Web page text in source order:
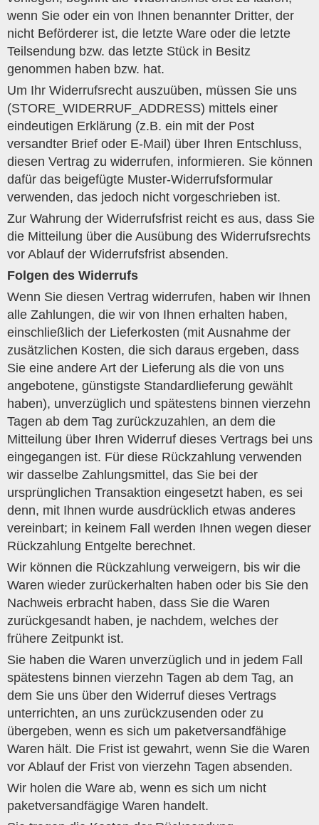
wenn Sie oder ein von Ihnen benannter Dritter, der
nicht Beförderer ist, die letzte Ware oder die letzte
Teilsendung bzw. das letzte Stück in Besitz
genommen haben bzw. hat.
Um Ihr Widerrufsrecht auszuüben, müssen Sie uns
(STORE_WIDERRUF_ADDRESS) mittels einer
eindeutigen Erklärung (z.B. ein mit der Post
versandter Brief oder E-Mail) über Ihren Entschluss,
diesen Vertrag zu widerrufen, informieren. Sie können
dafür das beigefügte Muster-Widerrufsformular
verwenden, das jedoch nicht vorgeschrieben ist.
Zur Wahrung der Widerrufsfrist reicht es aus, dass Sie
die Mitteilung über die Ausübung des Widerrufsrechts
vor Ablauf der Widerrufsfrist absenden.
Folgen des Widerrufs
Wenn Sie diesen Vertrag widerrufen, haben wir Ihnen
alle Zahlungen, die wir von Ihnen erhalten haben,
einschließlich der Lieferkosten (mit Ausnahme der
zusätzlichen Kosten, die sich daraus ergeben, dass
Sie eine andere Art der Lieferung als die von uns
angebotene, günstigste Standardlieferung gewählt
haben), unverzüglich und spätestens binnen vierzehn
Tagen ab dem Tag zurückzuzahlen, an dem die
Mitteilung über Ihren Widerruf dieses Vertrags bei uns
eingegangen ist. Für diese Rückzahlung verwenden
wir dasselbe Zahlungsmittel, das Sie bei der
ursprünglichen Transaktion eingesetzt haben, es sei
denn, mit Ihnen wurde ausdrücklich etwas anderes
vereinbart; in keinem Fall werden Ihnen wegen dieser
Rückzahlung Entgelte berechnet.
Wir können die Rückzahlung verweigern, bis wir die
Waren wieder zurückerhalten haben oder bis Sie den
Nachweis erbracht haben, dass Sie die Waren
zurückgesandt haben, je nachdem, welches der
frühere Zeitpunkt ist.
Sie haben die Waren unverzüglich und in jedem Fall
spätestens binnen vierzehn Tagen ab dem Tag, an
dem Sie uns über den Widerruf dieses Vertrags
unterrichten, an uns zurückzusenden oder zu
übergeben, wenn es sich um paketversandfähige
Waren hält. Die Frist ist gewahrt, wenn Sie die Waren
vor Ablauf der Frist von vierzehn Tagen absenden.
Wir holen die Ware ab, wenn es sich um nicht
paketversandfägige Waren handelt.